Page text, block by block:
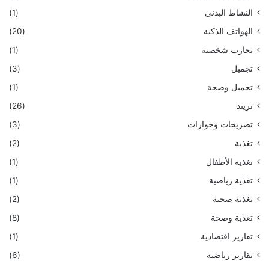
النشاط البدني
(1)
الهواتف الذكية
(20)
تجارب شخصية
(1)
تجميل
(3)
تجميل وصحة
(1)
تريند
(26)
تصريحات وحوارات
(3)
تغذية
(2)
تغذية الأطفال
(1)
تغذية رياضية
(1)
تغذية صحية
(2)
تغذية وصحة
(8)
تقارير اقتصادية
(1)
تقارير رياضية
(6)